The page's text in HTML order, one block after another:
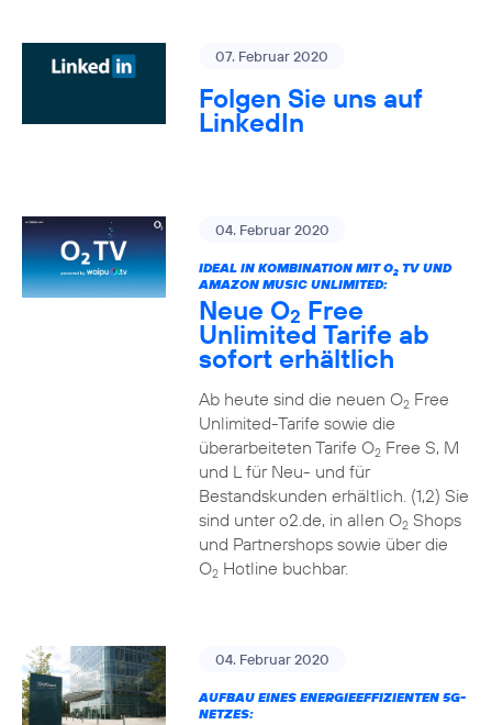
07. Februar 2020
Folgen Sie uns auf
LinkedIn
04. Februar 2020
IDEAL IN KOMBINATION MIT O2TV UND
AMAZON MUSIC UNLIMITED:
Neue O2 Free
Unlimited Tarife ab
sofort erhältlich
Ab heute sind die neuen O2Free
Unlimited-Tarife sowie die
überarbeiteten Tarife O2Free S, M
und L für Neu- und für
Bestandskunden erhältlich. (1,2) Sie
sind unter o2.de, in allen O2Shops
und Partnershops sowie über die
O2Hotline buchbar.
04. Februar 2020
AUFBAU EINES ENERGIEEFFIZIENTEN 5G-
NETZES: